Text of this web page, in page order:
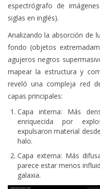
espectrógrafo de
siglas en inglés).
Analizando la absorción de
fondo (objetos
agujeros negros
mapear la estructura y
reveló una compleja red
capas principales:
Capa interna: Más
enriquecida por
expulsaron material
halo.
Capa externa: Más
parece estar menos
galaxia.